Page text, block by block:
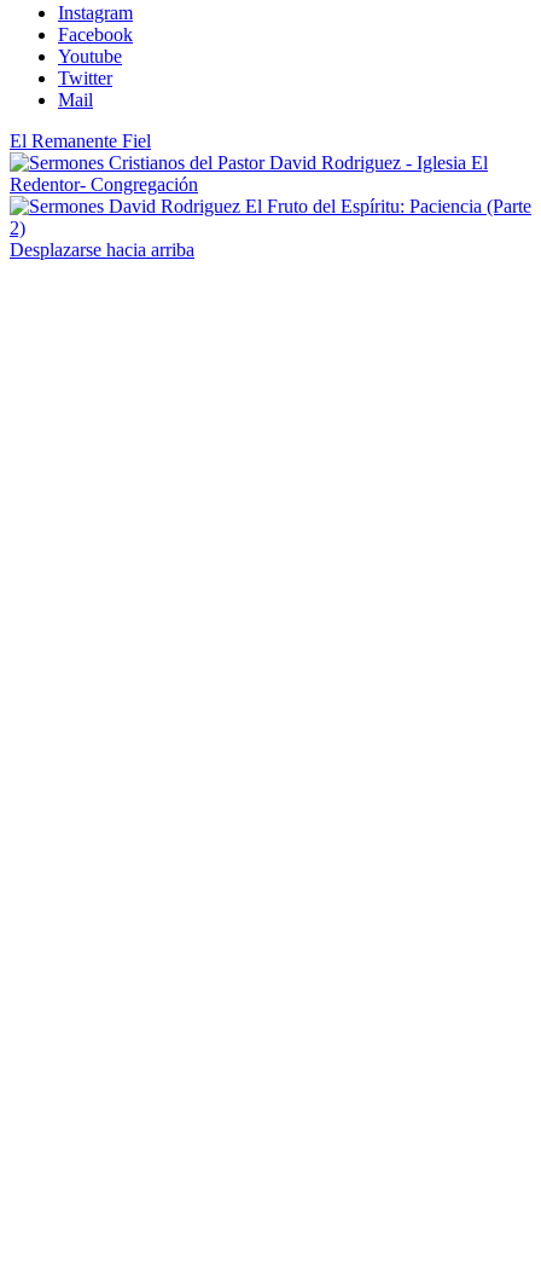
Instagram
Facebook
Youtube
Twitter
Mail
El Remanente Fiel
El Fruto del Espíritu: Paciencia (Parte
2)
Desplazarse hacia arriba